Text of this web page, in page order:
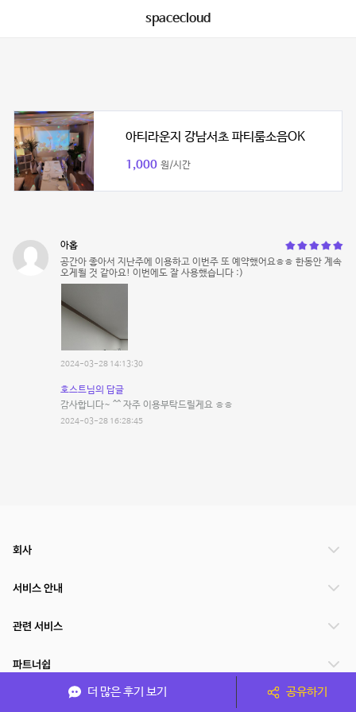
spacecloud
아티라운지 강남서초 파티룸소음OK
1,000 원/시간
아홉
공간아 좋아서 지난주에 이용하고 이번주 또 예약했어요ㅎㅎ 한동안 계속
오게될 것 같아요! 이번에도 잘 사용했습니다 :)
2024-03-28 14:13:30
호스트님의 답글
감사합니다~ ^^ 자주 이용부탁드릴게요 ㅎㅎ
2024-03-28 16:28:45
더 많은 후기 보기 공유하기
회사
서비스 안내
관련 서비스
파트너쉽
서비스 제공 국가